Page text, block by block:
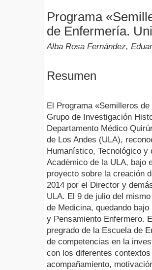
Programa
de Enfermería.
Alba Rosa Fernández,
Resumen
El Programa «Semilleros
Grupo de Investigación
Departamento Médico
de Los Andes (ULA),
Humanístico, Tecnológico
Académico de la ULA, bajo
proyecto sobre la creación
2014 por el Director y
ULA. El 9 de julio del
de Medicina, quedando
y Pensamiento Enfermero.
pregrado de la Escuela de
de competencias en la
con los diferentes
acompañamiento,